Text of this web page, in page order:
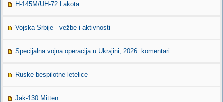
H-145M/UH-72 Lakota
Vojska Srbije - vežbe i aktivnosti
Specijalna vojna operacija u Ukrajini, 2026. komentari
Ruske bespilotne letelice
Jak-130 Mitten